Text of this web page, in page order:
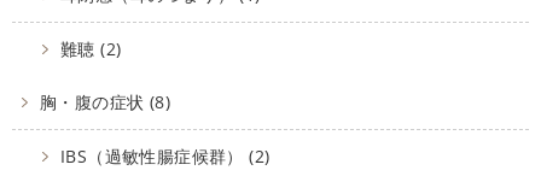
難聴 (2)
胸・腹の症状 (8)
IBS（過敏性腸症候群） (2)